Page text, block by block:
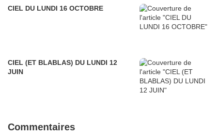
CIEL DU LUNDI 16 OCTOBRE
CIEL (ET BLABLAS) DU LUNDI 12
JUIN
Commentaires